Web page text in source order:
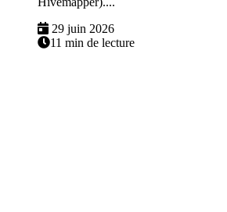
29 juin 2026
11 min de lecture